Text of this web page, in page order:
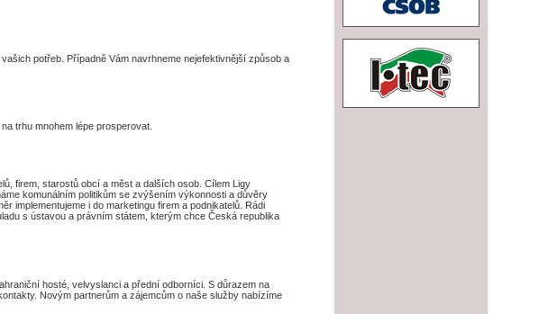
potřeb. Případně Vám navrhneme nejefektivnější způsob a
trhu mnohem lépe prosperovat.
firem, starostů obcí a měst a dalších osob. Cílem Ligy
komunálním politikům se zvýšením výkonnosti a důvěry
implementujeme i do marketingu firem a podnikatelů. Rádi
s ústavou a právním státem, kterým chce Česká republika
hosté, velvyslanci a přední odborníci. S důrazem na
Novým partnerům a zájemcům o naše služby nabízíme